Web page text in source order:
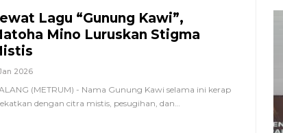
Lagu “Gunung Kawi”,
Mino Luruskan Stigma
2026
(METRUM) - Nama Gunung Kawi selama ini kerap
dengan citra mistis, pesugihan, dan
REPORTASE